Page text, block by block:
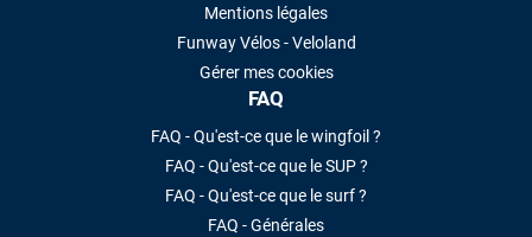
Mentions légales
Funway Vélos - Veloland
Gérer mes cookies
FAQ
FAQ - Qu'est-ce que le wingfoil ?
FAQ - Qu'est-ce que le SUP ?
FAQ - Qu'est-ce que le surf ?
FAQ - Générales